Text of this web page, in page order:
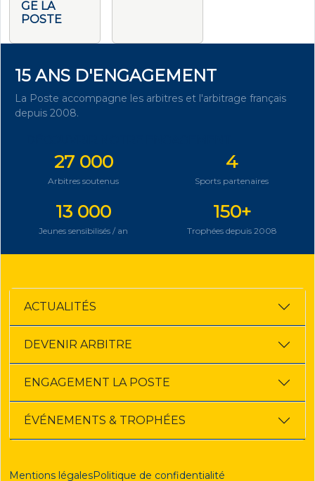
GE LA
POSTE
15 ANS D'ENGAGEMENT
La Poste accompagne les arbitres et l'arbitrage français
depuis 2008.
27 000
Arbitres soutenus
4
Sports partenaires
13 000
Jeunes sensibilisés / an
150+
Trophées depuis 2008
ACTUALITÉS
DEVENIR ARBITRE
ENGAGEMENT LA POSTE
ÉVÉNEMENTS & TROPHÉES
Mentions légalesPolitique de confidentialité